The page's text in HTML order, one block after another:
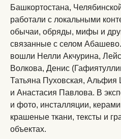
Башкортостана,
работали с локальными
обычаи, обряды, мифы и
связанные с селом
вошли Нелли Акчурина,
Волкова, Денис
Татьяна Пуховская, Альфия
и Анастасия Павлова. В
и фото, инсталляции,
крашеные ткани, тексты и
объектах.